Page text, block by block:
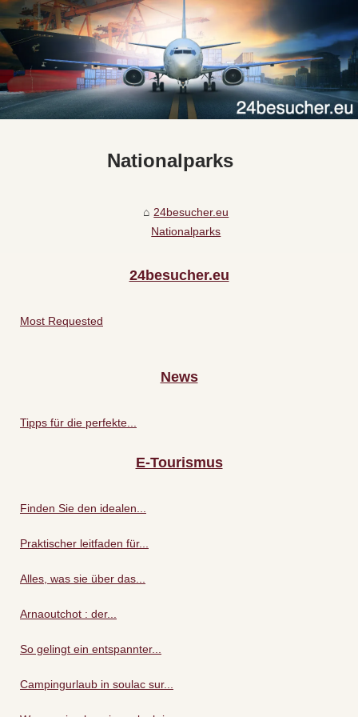
Nationalparks
24besucher.eu
Nationalparks
24besucher.eu
Most Requested
News
Tipps für die perfekte...
E-Tourismus
Finden Sie den idealen...
Praktischer leitfaden für...
Alles, was sie über das...
Arnaoutchot : der...
So gelingt ein entspannter...
Campingurlaub in soulac sur...